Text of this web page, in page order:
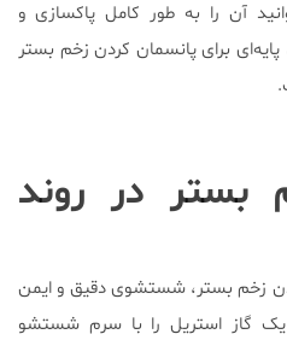
آن را به طور کامل پاکسازی و
برای پانسمان کردن زخم بستر
در روند
زخم بستر، شستشوی دقیق و ایمن
یک گاز استریل را با سرم شستشو